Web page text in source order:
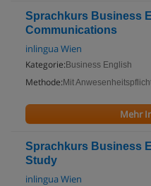
Sprachkurs Business
Communications
inlingua Wien
Kategorie: Business English
Methode: Mit
Mehr
Sprachkurs Business
Study
inlingua Wien